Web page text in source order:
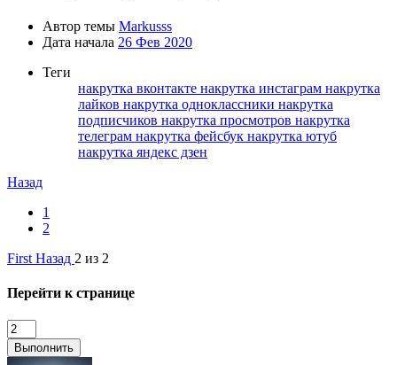
Автор темы Markusss
Дата начала 26 Фев 2020
Теги
накрутка вконтакте накрутка инстаграм накрутка
лайков накрутка одноклассники накрутка
подписчиков накрутка просмотров накрутка
телеграм накрутка фейсбук накрутка ютуб
накрутка яндекс дзен
Назад
1
2
First Назад 2 из 2
Перейти к странице
Выполнить